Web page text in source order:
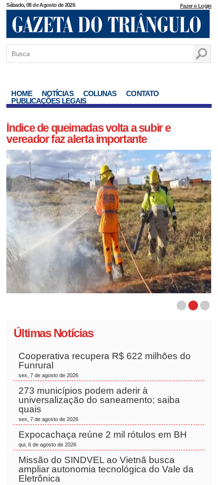
Sábado, 08 de Agosto de 2026 Fazer o Login
HOME NOTÍCIAS COLUNAS
CONTATO
PUBLICAÇÕES LEGAIS
Índice de queimadas volta a subir e
vereador faz alerta importante
Últimas Notícias
Cooperativa recupera R$ 622 milhões do
Funrural
sex, 7 de agosto de 2026
273 municípios podem aderir à
universalização do saneamento; saiba
quais
sex, 7 de agosto de 2026
Expocachaça reúne 2 mil rótulos em BH
qui, 6 de agosto de 2026
Missão do SINDVEL ao Vietnã busca
ampliar autonomia tecnológica do Vale da
Eletrônica